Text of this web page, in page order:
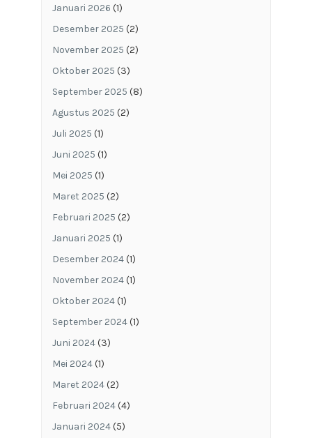
Januari 2026 (1)
Desember 2025 (2)
November 2025 (2)
Oktober 2025 (3)
September 2025 (8)
Agustus 2025 (2)
Juli 2025 (1)
Juni 2025 (1)
Mei 2025 (1)
Maret 2025 (2)
Februari 2025 (2)
Januari 2025 (1)
Desember 2024(1)
November 2024(1)
Oktober 2024(1)
September 2024(1)
Juni 2024(3)
Mei 2024(1)
Maret 2024(2)
Februari 2024(4)
Januari 2024(5)